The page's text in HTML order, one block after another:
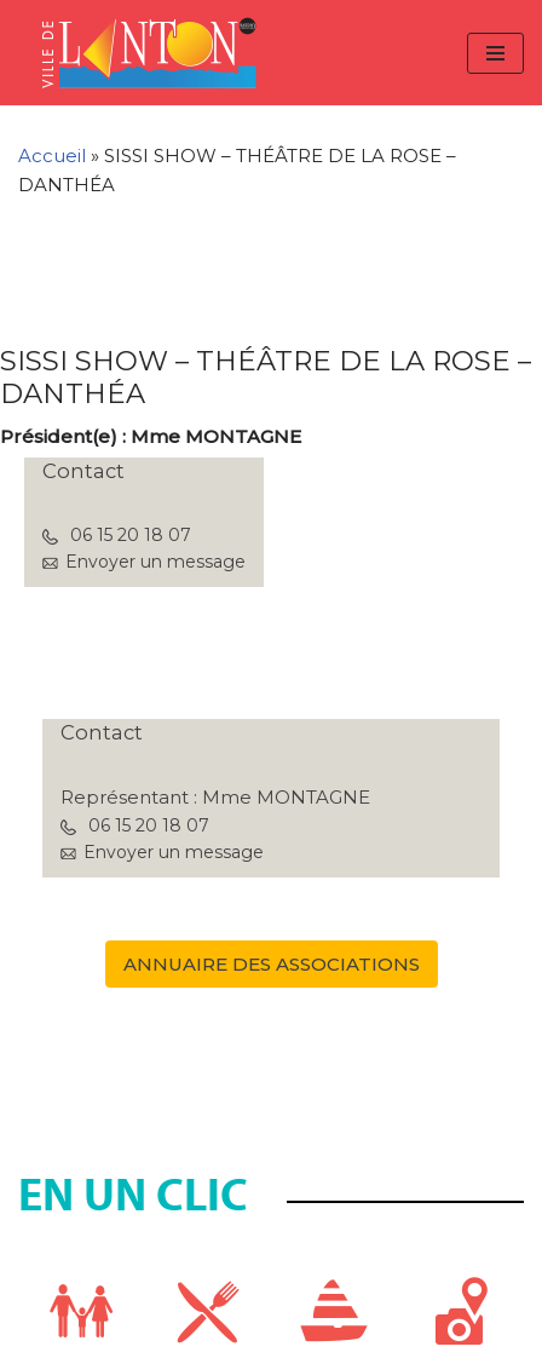
Content
navigation
Aller
Accueil » SISSI SHOW – THÉÂTRE DE LA ROSE –
DANTHÉA
SISSI SHOW – THÉÂTRE DE LA ROSE –
DANTHÉA
Président(e) : Mme MONTAGNE
Contact
06 15 20 18 07
Envoyer un message
Contact
Représentant : Mme MONTAGNE
06 15 20 18 07
Envoyer un message
ANNUAIRE DES ASSOCIATIONS
EN UN CLIC
Panneau de gestion des cookies